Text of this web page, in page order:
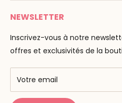
Livraison
F.A.Q
Montessori Spirit
Maria Montessori
La pédagogie
Nos marques
Centres de formation
Public Montessori
NEWSLETTER
Inscrivez-vous à notre
offres et exclusivités de la
Votre email